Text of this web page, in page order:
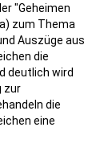
"Geheimen
zum Thema
Auszüge aus
die
deutlich wird
zur
die
eine